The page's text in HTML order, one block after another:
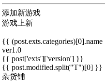
添加新游戏
游戏上新
{{
ver1.0
{{ post['exts']['version'] }}
{{ post.modified.split("T")[0] }}
杂货铺